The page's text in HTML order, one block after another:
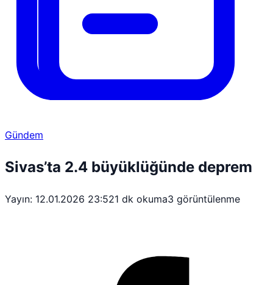
Gündem
Sivas’ta 2.4 büyüklüğünde deprem
Yayın: 12.01.2026 23:521 dk okuma3 görüntülenme